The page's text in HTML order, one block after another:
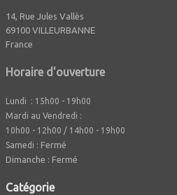
14, Rue Jules Vallès
69100 VILLEURBANNE
France
Horaire d'ouverture
Lundi : 15h00 - 19h00
Mardi au Vendredi :
10h00 - 12h00 / 14h00 - 19h00
Samedi : Fermé
Dimanche : Fermé
Catégorie